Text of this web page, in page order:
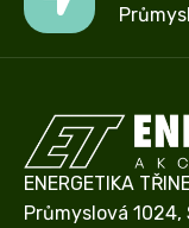
ENERGETIKA
Průmyslová 1024,